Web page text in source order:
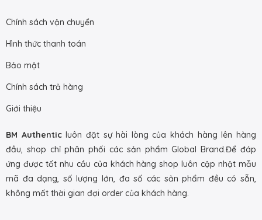
Chính sách vận chuyển
Hình thức thanh toán
Bảo mật
Chính sách trả hàng
Giới thiệu
BM Authenticluôn đặt sự hài lòng của khách hàng lên hàng
đầu, shop chỉ phân phối các sản phẩm Global Brand.Để đáp
ứng được tốt nhu cầu của khách hàng shop luôn cập nhật mẫu
mã đa dạng, số lượng lớn, đa số các sản phẩm đều có sẵn,
không mất thời gian đợi order của khách hàng.